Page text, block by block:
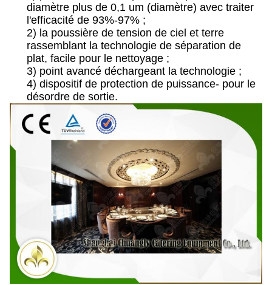
diamètre plus de 0,1 um (diamètre) avec traiter
l'efficacité de 93%-97% ;
2) la poussière de tension de ciel et terre
rassemblant la technologie de séparation de
plat, facile pour le nettoyage ;
3) point avancé déchargeant la technologie ;
4) dispositif de protection de puissance- pour le
désordre de sortie.